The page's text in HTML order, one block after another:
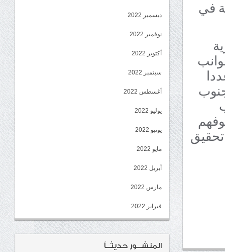
في
ديسمبر 2022
نوفمبر 2022
أكتوبر 2022
سبتمبر 2022
أغسطس 2022
يوليو 2022
يونيو 2022
مايو 2022
أبريل 2022
مارس 2022
فبراير 2022
المنشــور حديثــاً